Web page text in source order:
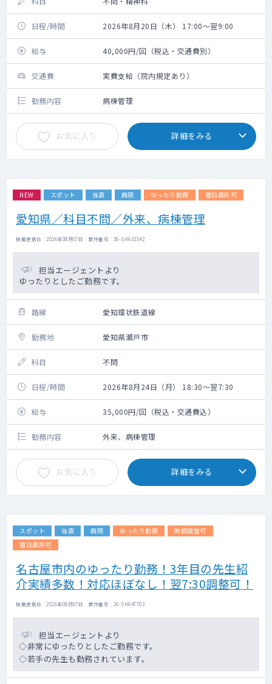
日程/時間 2026年8月20日（木） 17:00～翌9:00
給与 40,000円/回（税込・交通費別）
交通費 実費支給（院内規定あり）
勤務内容 病棟管理
お気に入り 詳細をみる
NEW スポット 当直 病院 ゆったり勤務 宿日直許可
愛知県／科目不問／外来、病棟管理
掲載更新日 : 2026年08月07日 案件番号 : 26-SH632542
担当エージェントより
ゆったりとしたご勤務です。
路線 愛知環状鉄道線
勤務地 愛知県瀬戸市
科目 不問
日程/時間 2026年8月24日（月） 18:30～翌7:30
給与 35,000円/回（税込・交通費込）
勤務内容 外来、病棟管理
お気に入り 詳細をみる
スポット 当直 病院 ゆったり勤務
時間調整可
宿日直許可
名古屋市内のゆったり勤務！3年目の先生紹
介実績多数！対応ほぼなし！翌7:30調整可！
掲載更新日 : 2026年08月07日 案件番号 : 26-SH647703
担当エージェントより
◇非常にゆったりとしたご勤務です。
◇若手の先生も勤務されています。